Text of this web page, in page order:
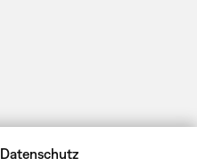
Datenschutz